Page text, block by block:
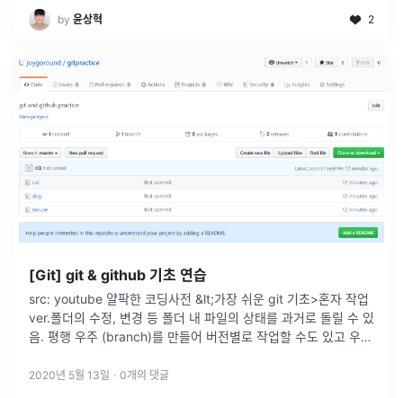
by 윤상혁 2
[Git] git & github 기초 연습
src: youtube 얄팍한 코딩사전 &lt;가장 쉬운 git 기초>혼자 작업
ver.폴더의 수정, 변경 등 폴더 내 파일의 상태를 과거로 돌릴 수 있
음. 평행 우주 (branch)를 만들어 버전별로 작업할 수도 있고 우주
2020년 5월 13일 · 0개의 댓글